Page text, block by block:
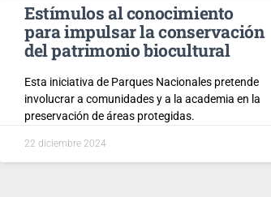
Estímulos al conocimiento
para impulsar la conservación
del patrimonio biocultural
Esta iniciativa de Parques Nacionales pretende
involucrar a comunidades y a la academia en la
preservación de áreas protegidas.
22 diciembre 2024